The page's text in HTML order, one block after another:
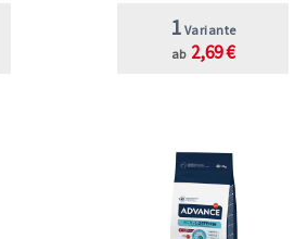
1 Variante
ab 2,69 €